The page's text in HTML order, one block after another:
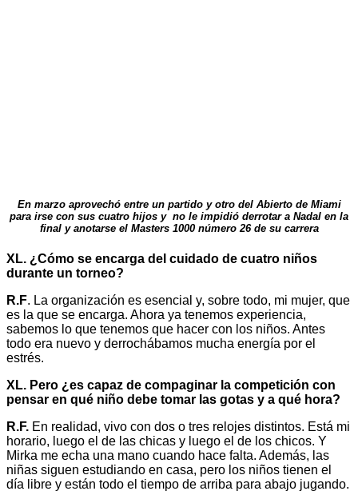
En marzo aprovechó entre un partido y otro del Abierto de Miami
para irse con sus cuatro hijos y no le impidió derrotar a Nadal en la
final y anotarse el Masters 1000 número 26 de su carrera
XL. ¿Cómo se encarga del cuidado de cuatro niños
durante un torneo?
R.F. La organización es esencial y, sobre todo, mi mujer, que
es la que se encarga. Ahora ya tenemos experiencia,
sabemos lo que tenemos que hacer con los niños. Antes
todo era nuevo y derrochábamos mucha energía por el
estrés.
XL. Pero ¿es capaz de compaginar la competición con
pensar en qué niño debe tomar las gotas y a qué hora?
R.F. En realidad, vivo con dos o tres relojes distintos. Está mi
horario, luego el de las chicas y luego el de los chicos. Y
Mirka me echa una mano cuando hace falta. Además, las
niñas siguen estudiando en casa, pero los niños tienen el
día libre y están todo el tiempo de arriba para abajo jugando.